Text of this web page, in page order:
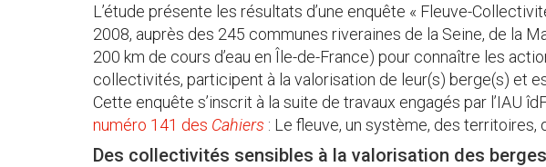
L’étude présente les résultats d’une enquête « Fleuve-
2008, auprès des 245 communes riveraines de la Seine, de la
200 km de cours d’eau en Île-de-France) pour connaître les
collectivités, participent à la valorisation de leur(s) berge(s) et
Cette enquête s’inscrit à la suite de travaux engagés par l’IAU
numéro 141 des Cahiers : Le fleuve, un système, des territoires,
Des collectivités sensibles à la valorisation des berges